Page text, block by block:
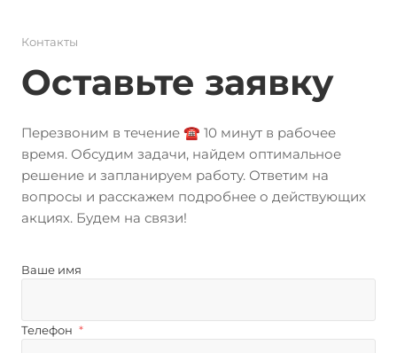
Контакты
Оставьте заявку
Перезвоним в течение ☎️ 10 минут в рабочее
время. Обсудим задачи, найдем оптимальное
решение и запланируем работу. Ответим на
вопросы и расскажем подробнее о действующих
акциях. Будем на связи!
Ваше имя
Телефон *